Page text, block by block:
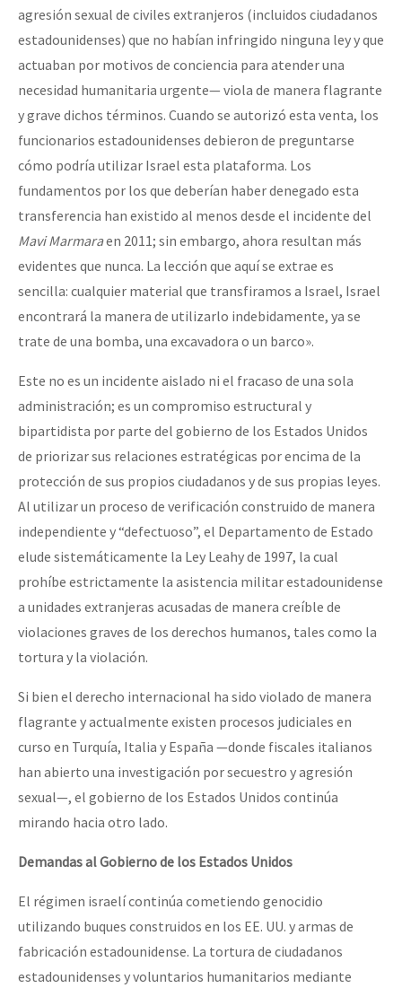
agresión sexual de civiles extranjeros (incluidos ciudadanos
estadounidenses) que no habían infringido ninguna ley y que
actuaban por motivos de conciencia para atender una
necesidad humanitaria urgente— viola de manera flagrante
y grave dichos términos. Cuando se autorizó esta venta, los
funcionarios estadounidenses debieron de preguntarse
cómo podría utilizar Israel esta plataforma. Los
fundamentos por los que deberían haber denegado esta
transferencia han existido al menos desde el incidente del
Mavi Marmaraen 2011; sin embargo, ahora resultan más
evidentes que nunca. La lección que aquí se extrae es
sencilla: cualquier material que transfiramos a Israel, Israel
encontrará la manera de utilizarlo indebidamente, ya se
trate de una bomba, una excavadora o un barco».
Este no es un incidente aislado ni el fracaso de una sola
administración; es un compromiso estructural y
bipartidista por parte del gobierno de los Estados Unidos
de priorizar sus relaciones estratégicas por encima de la
protección de sus propios ciudadanos y de sus propias leyes.
Al utilizar un proceso de verificación construido de manera
independiente y “defectuoso”, el Departamento de Estado
elude sistemáticamente la Ley Leahy de 1997, la cual
prohíbe estrictamente la asistencia militar estadounidense
a unidades extranjeras acusadas de manera creíble de
violaciones graves de los derechos humanos, tales como la
tortura y la violación.
Si bien el derecho internacional ha sido violado de manera
flagrante y actualmente existen procesos judiciales en
curso en Turquía, Italia y España —donde fiscales italianos
han abierto una investigación por secuestro y agresión
sexual—, el gobierno de los Estados Unidos continúa
mirando hacia otro lado.
Demandas al Gobierno de los Estados Unidos
El régimen israelí continúa cometiendo genocidio
utilizando buques construidos en los EE. UU. y armas de
fabricación estadounidense. La tortura de ciudadanos
estadounidenses y voluntarios humanitarios mediante